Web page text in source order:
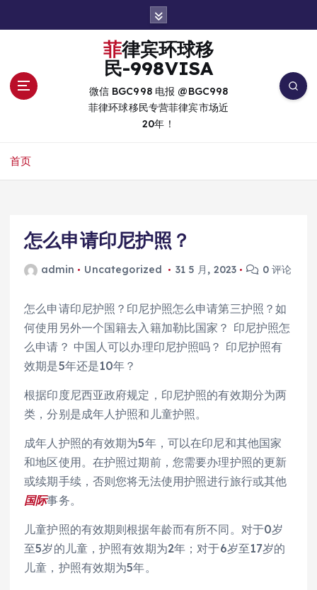
菲律宾环球移
民-998VISA
微信 BGC998 电报 @BGC998
菲律环球移民专营菲律宾市场近
20年！
首页
怎么申请印尼护照？
admin Uncategorized 31 5 月, 2023 0 评论
怎么申请印尼护照？印尼护照怎么申请第三护照？如
何使用另外一个国籍去入籍加勒比国家？ 印尼护照怎
么申请？ 中国人可以办理印尼护照吗？ 印尼护照有
效期是5年还是10年？
根据印度尼西亚政府规定，印尼护照的有效期分为两
类，分别是成年人护照和儿童护照。
成年人护照的有效期为5年，可以在印尼和其他国家
和地区使用。在护照过期前，您需要办理护照的更新
或续期手续，否则您将无法使用护照进行旅行或其他
国际事务。
儿童护照的有效期则根据年龄而有所不同。对于0岁
至5岁的儿童，护照有效期为2年；对于6岁至17岁的
儿童，护照有效期为5年。